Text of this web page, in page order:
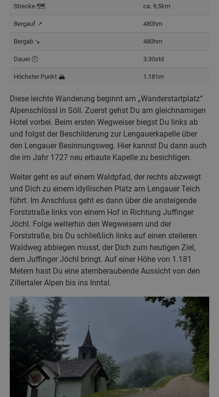
Strecke 🗺️ ca. 9,5km
Bergauf ↗️ 480hm
Bergab ↘️ 480hm
Dauer 🕘 3:30std
Höchster Punkt 🏔️ 1.181m
Diese leichte Wanderung beginnt am „Wanderstartplatz“
Alpenschlössl in Söll. Zuerst gehst Du am gleichnamigen
Hotel vorbei. Beim ersten Wegweiser biegst Du links ab
und folgst der Beschilderung zur Lengauerkapelle über
den Lengauer Besinnungsweg. Hier kannst Du dann auch
die im Jahr 1727 neu erbaute Kapelle zu besichtigen.
Weiter geht es auf einem Waldpfad, der rechts abzweigt
und Dich zu einem idyllischen Platz am Lengauer Teich
führt. Im Anschluss geht es dann über die ansteigende
Forststraße links von einem Hof in Richtung Juffinger
Jöchl. Folge weiterhin den Wegweisern und der
Forststraße, bis Du schließlich links auf einen steileren
Waldweg abbiegen musst, der Dich zum heutigen Ziel,
dem Juffinger Jöchl bringt. Auf einer Höhe von 1.181
Metern hast Du eine atemberaubende Aussicht von den
Zillertaler Alpen bis ins Inntal.